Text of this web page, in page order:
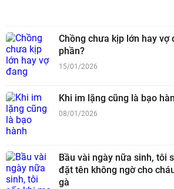
Chồng chưa kịp lớn hay vợ
phần?
15/01/2026
Khi im lặng cũng là bạo
08/01/2026
Bầu vài ngày nữa sinh, tôi
đặt tên không ngờ cho
gà